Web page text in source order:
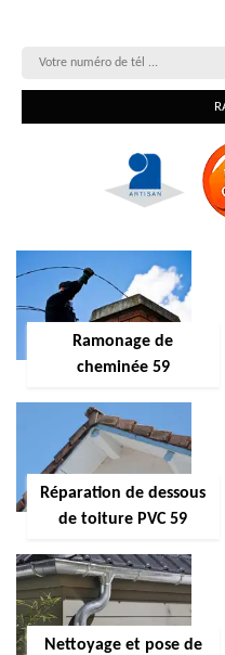
Ramonage de
cheminée 59
Réparation de dessous
de toiture PVC 59
Nettoyage et pose de